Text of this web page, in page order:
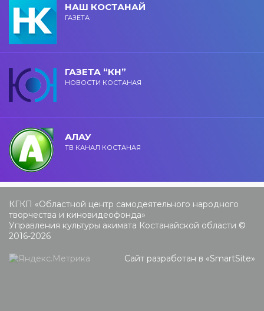
НАШ КОСТАНАЙ
ГАЗЕТА
ГАЗЕТА “КН”
НОВОСТИ КОСТАНАЯ
АЛАУ
ТВ КАНАЛ КОСТАНАЯ
КГКП «Областной центр самодеятельного народного
творчества и киновидеофонда»
Управления культуры акимата Костанайской области ©
2016-2026
Сайт разработан в «SmartSite»